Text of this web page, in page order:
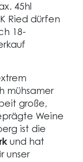
45hl
Ried dürfen
18-
mühsamer
große,
Weine
ist die
und hat
unser